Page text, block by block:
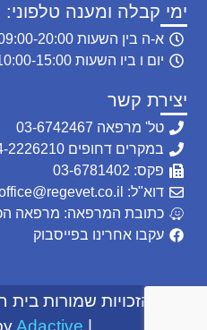
יצירת קשר
טל' מרפאה 03-6742467
במקרים דחופים 054-2226210
פקס: 03-6781402
דוא"ל: office@regevet.co.il
כתובת המרפאה: מרפאה הכבאים
עקבו אחרינו בפייסבוק
ימי קבלה ומענה טלפוני:
א-ה בין השעות 09:00-20:00
יום ו ביו השעות 10:00-15:00
© כל הזכויות שמורות בית